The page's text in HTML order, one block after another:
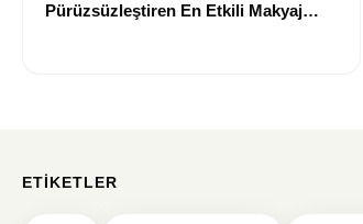
Pürüzsüzleştiren En Etkili Makyaj
ETIKETLER